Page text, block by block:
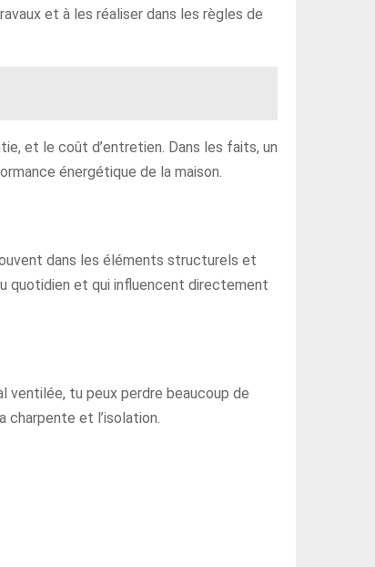
et à les réaliser dans les règles de
et le coût d’entretien. Dans les faits, un
énergétique de la maison.
dans les éléments structurels et
quotidien et qui influencent directement
ventilée, tu peux perdre beaucoup de
charpente et l’isolation.